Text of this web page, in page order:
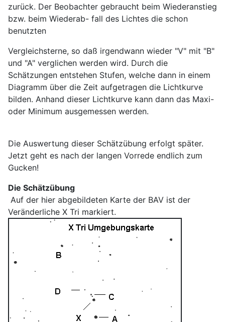
zurück. Der Beobachter gebraucht beim Wiederanstieg
bzw. beim Wiederab- fall des Lichtes die schon
benutzten
Vergleichsterne, so daß irgendwann wieder "V" mit "B"
und "A" verglichen werden wird. Durch die
Schätzungen entstehen Stufen, welche dann in einem
Diagramm über die Zeit aufgetragen die Lichtkurve
bilden. Anhand dieser Lichtkurve kann dann das Maxi-
oder Minimum ausgemessen werden.
Die Auswertung dieser Schätzübung erfolgt später.
Jetzt geht es nach der langen Vorrede endlich zum
Gucken!
Die Schätzübung
Auf der hier abgebildeten Karte der BAV ist der
Veränderliche X Tri markiert.